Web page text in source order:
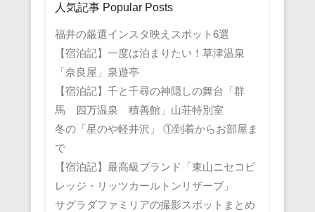
人気記事 Popular Posts
福井の厳選インスタ映えスポット6選
【宿泊記】一度は泊まりたい！草津温泉
「奈良屋」泉遊亭
【宿泊記】千と千尋の神隠しの舞台「群
馬 四万温泉 積善館」山荘特別室
冬の「星のや軽井沢」 ①到着からお部屋ま
で
【宿泊記】最高級ブランド「東山ニセコビ
レッジ・リッツカールトンリザーブ」
サグラダファミリアの撮影スポットまとめ